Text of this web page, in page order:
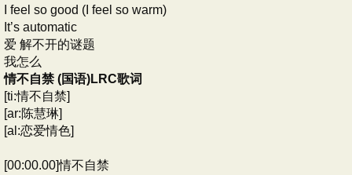
I feel so good (I feel so warm)
It’s automatic
爱 解不开的谜题
我怎么
情不自禁 (国语)LRC歌词
[ti:情不自禁]
[ar:陈慧琳]
[al:恋爱情色]
[00:00.00]情不自禁